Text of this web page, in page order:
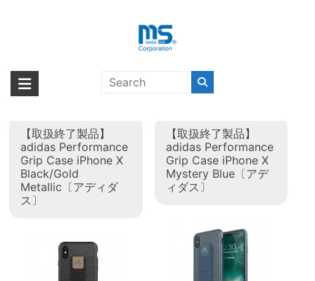
海外輸入ブランド商品｜株式会社
海外事業部が取り揃えている海外輸入商品には、日本では珍しい「海外ブ
ランド」をはじめ「ユニークな商品」「機能的な商品」「コストパフォー
タグ:
adidas Performance
2017秋冬
【取扱終了製品】
adidas Performance
Grip Case iPhone X
Black/Gold
Metallic〔アディダ
ス〕
【取扱終了製品】
adidas Performance
Grip Case iPhone X
Mystery Blue〔アデ
ィダス〕